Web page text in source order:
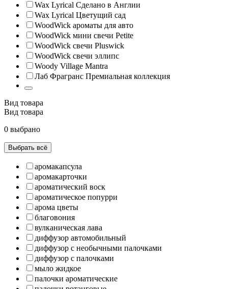
Wax Lyrical Сделано в Англии
Wax Lyrical Цветущий сад
WoodWick ароматы для авто
WoodWick мини свечи Petite
WoodWick свечи Pluswick
WoodWick свечи эллипс
Woody Village Mantra
Лаб Фрагранс Премиальная коллекция
Вид товара
Вид товара
0 выбрано
Выбрать всё
аромакапсула
аромакарточки
ароматический воск
ароматическое попурри
арома цветы
благовония
вулканическая лава
диффузор автомобильный
диффузор с необычными палочками
диффузор с палочками
мыло жидкое
палочки ароматические